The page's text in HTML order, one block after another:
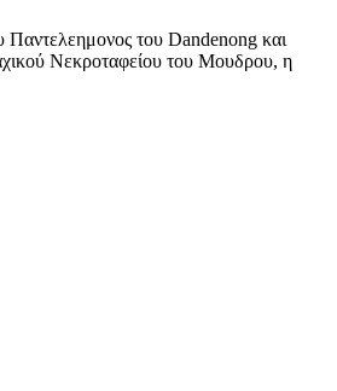
Παντελεημονος του Dandenong και
Νεκροταφείου του Μουδρου, η